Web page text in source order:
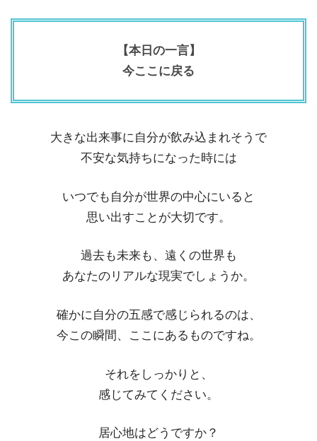
【本日の一言】
今ここに戻る
大きな出来事に自分が飲み込まれそうで
不安な気持ちになった時には
いつでも自分が世界の中心にいると
思い出すことが大切です。
過去も未来も、遠くの世界も
あなたのリアルな現実でしょうか。
確かに自分の五感で感じられるのは、
今この瞬間、ここにあるものですね。
それをしっかりと、
感じてみてください。
居心地はどうですか？